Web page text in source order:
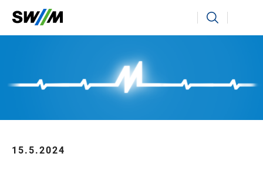
Ihr Suchbegriff Suchen
15.5.2024